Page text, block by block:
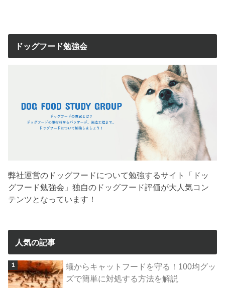
ドッグフード勉強会
弊社運営のドッグフードについて勉強するサイト「ドッ
グフード勉強会」独自のドッグフード評価が大人気コン
テンツとなっています！
人気の記事
蟻からキャットフードを守る！100均グッ
ズで簡単に対処する方法を解説